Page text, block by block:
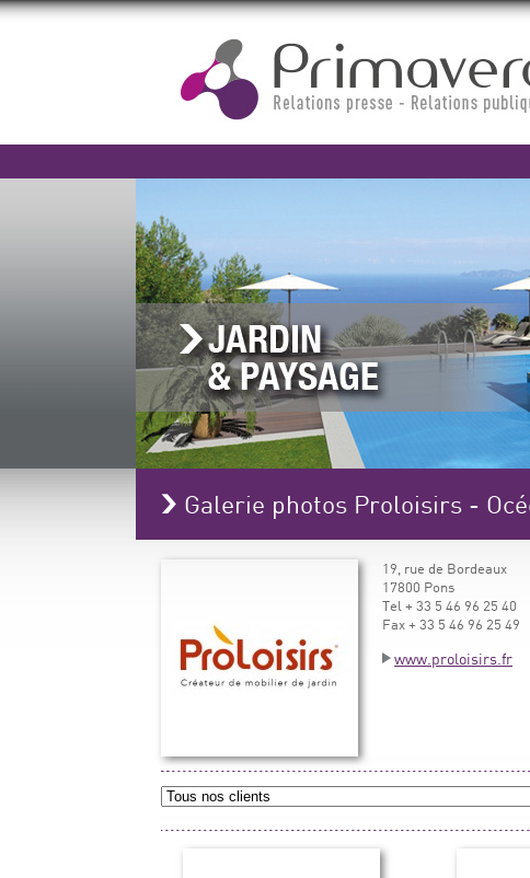
Galerie photos Proloisirs -
19, rue de Bordeaux
17800 Pons
Tel + 33 5 46 96 25 40
Fax + 33 5 46 96 25 49
www.proloisirs.fr